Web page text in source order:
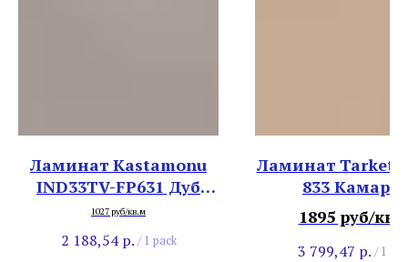
Ламинат Kastamonu
IND33TV-FP631 Дуб
Габон
1027 руб/кв.м
2 188,54 р. / 1 pack
Ламинат Tarkett
833 Камарго
1895 руб/
3 799,47 р. / 1